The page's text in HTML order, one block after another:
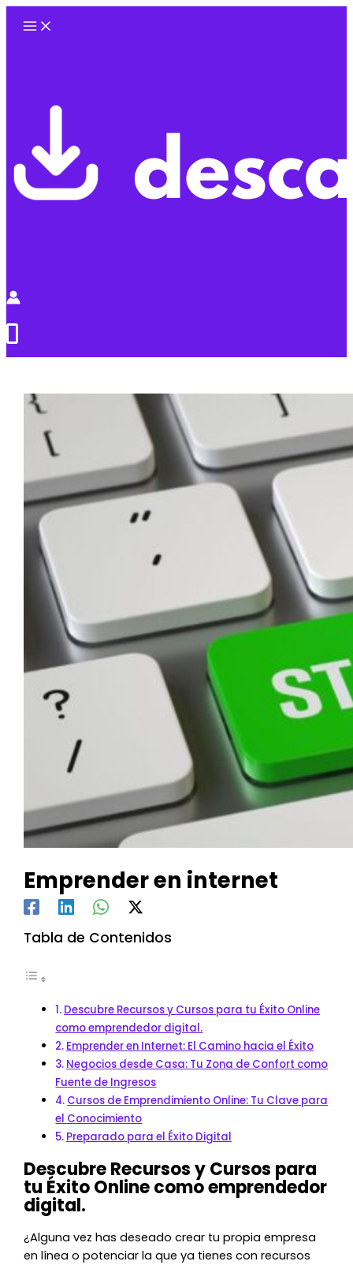
Ir
Emprender en internet
Tabla de Contenidos
Descubre Recursos y Cursos para tu Éxito Online
como emprendedor digital.
Emprender en Internet: El Camino hacia el Éxito
Negocios desde Casa: Tu Zona de Confort como
Fuente de Ingresos
Cursos de Emprendimiento Online: Tu Clave para
el Conocimiento
Preparado para el Éxito Digital
Descubre Recursos y Cursos para
tu Éxito Online como emprendedor
digital.
¿Alguna vez has deseado crear tu propia empresa
en línea o potenciar la que ya tienes con recursos